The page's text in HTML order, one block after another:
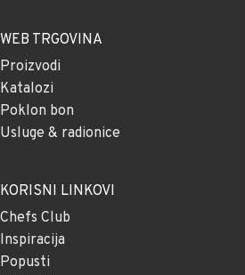
WEB TRGOVINA
Proizvodi
Katalozi
Poklon bon
Usluge & radionice
KORISNI LINKOVI
Chefs Club
Inspiracija
Popusti